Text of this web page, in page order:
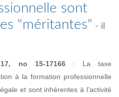
sont
"méritantes" - il
no 15-17166: La taxe
à la formation professionnelle
et sont inhérentesà l’activité